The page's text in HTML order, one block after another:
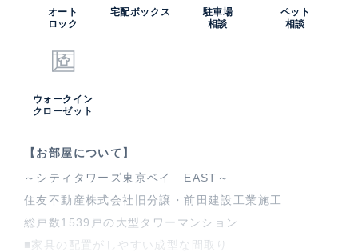
オート
ロック
宅配ボックス
駐車場
相談
ペット
相談
ウォークイン
クローゼット
【お部屋について】
～シティタワーズ東京ベイ EAST～
住友不動産株式会社旧分譲・前田建設工業施工
総戸数1539戸の大型タワーマンション
■家具の配置がしやすい成型な間取り